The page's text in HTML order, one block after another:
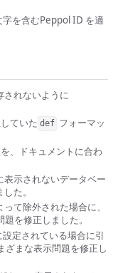
字を含むPeppol ID を適
されないように
ていた def フォーマッ
、ドキュメントに合わ
示されないデータベー
た。
て除外された場合に、
を修正しました。
定されている場合に引
ざまな表示問題を修正し